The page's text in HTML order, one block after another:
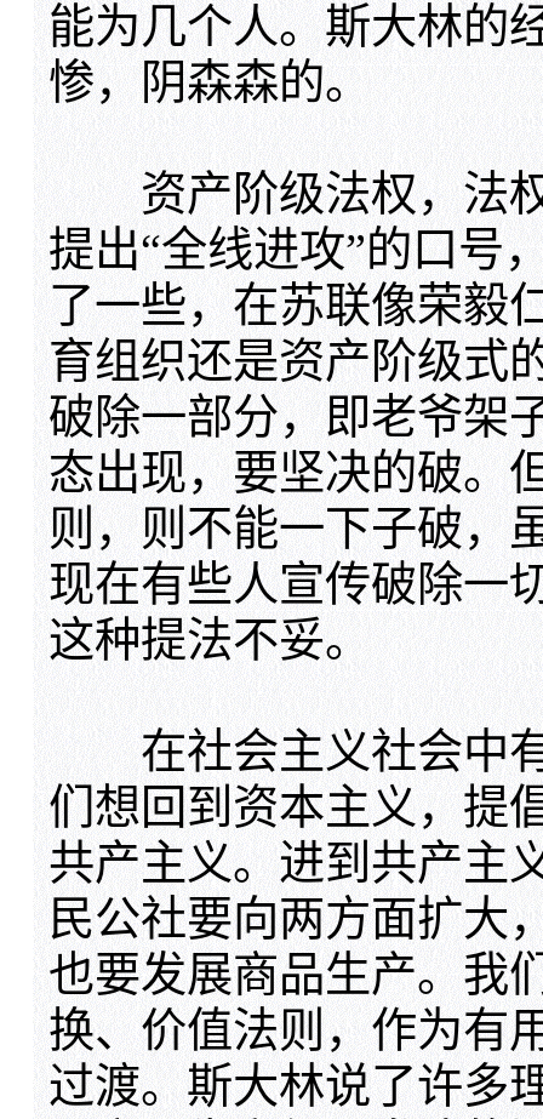
能为几个人。斯大林的
惨，阴森森的。
资产阶级法权，法权
提出“全线进攻”的口号
了一些，在苏联像荣毅
育组织还是资产阶级式
破除一部分，即老爷架
态出现，要坚决的破。
则，则不能一下子破，
现在有些人宣传破除一
这种提法不妥。
在社会主义社会中有
们想回到资本主义，提
共产主义。进到共产主
民公社要向两方面扩大
也要发展商品生产。我
换、价值法则，作为有
过渡。斯大林说了许多